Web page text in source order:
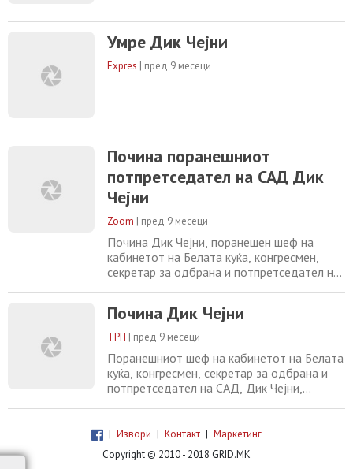
Умре Дик Чејни
Expres | пред 9 месеци
Почина поранешниот
потпретседател на САД Дик
Чејни
Zoom | пред 9 месеци
Почина Дик Чејни, поранешен шеф на
кабинетот на Белата куќа, конгресмен,
секретар за одбрана и потпретседател на
куќа под Ричард Никсон, шеф на
кабинетот под Џералд Форд, секретар за
одбрана под Џорџ Х. В. Буш и
потпретседател за Џорџ В. Буш. Почина
од компликации од пневмонија,
Почина Дик Чејни
ТРН | пред 9 месеци
Поранешниот шеф на кабинетот на Белата
куќа, конгресмен, секретар за одбрана и
потпретседател на САД, Дик Чејни,
Белата куќа под Ричард Никсон, началник
на кабинетот на Белата куќа под Џералд
Форд, министер за одбрана под Џорџ Х.В.
| Извори | Контакт | Маркетинг
Copyright © 2010 - 2018 GRID.MK